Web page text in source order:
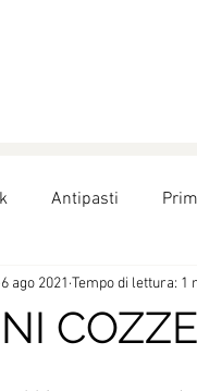
Antipasti
light Ricette
6 ago 2021 Tempo di lettura: 1